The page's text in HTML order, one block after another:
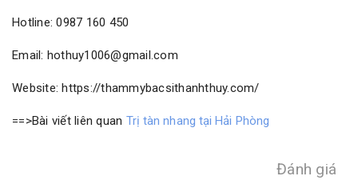
Hotline: 0987 160 450
Email: hothuy1006@gmail.com
Website: https://thammybacsithanhthuy.com/
==>Bài viết liên quan Trị tàn nhang tại Hải Phòng
Đánh giá